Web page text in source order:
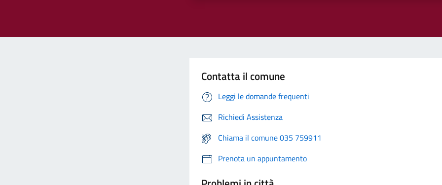
Contatta il comune
Leggi le domande frequenti
Richiedi Assistenza
Chiama il comune 035 759911
Prenota un appuntamento